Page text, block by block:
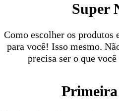
Super
Como escolher os produtos
para você! Isso mesmo.
precisa ser o que
Primeira